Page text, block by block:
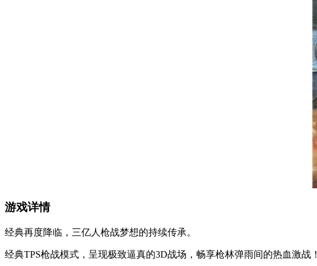
游戏详情
经典再度降临，三亿人枪战梦想的持续传承。
经典TPS枪战模式，呈现极致逼真的3D战场，畅享枪林弹雨间的热血激战！